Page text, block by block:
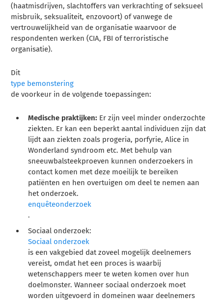
(haatmisdrijven, slachtoffers van verkrachting of seksueel
misbruik, seksualiteit, enzovoort) of vanwege de
vertrouwelijkheid van de organisatie waarvoor de
respondenten werken (CIA, FBI of terroristische
organisatie).
Dit
type bemonstering
de voorkeur in de volgende toepassingen:
Medische praktijken: Er zijn veel minder onderzochte
ziekten. Er kan een beperkt aantal individuen zijn dat
lijdt aan ziekten zoals progeria, porfyrie, Alice in
Wonderland syndroom etc. Met behulp van
sneeuwbalsteekproeven kunnen onderzoekers in
contact komen met deze moeilijk te bereiken
patiënten en hen overtuigen om deel te nemen aan
het onderzoek.
enquêteonderzoek
.
Sociaal onderzoek:
Sociaal onderzoek
is een vakgebied dat zoveel mogelijk deelnemers
vereist, omdat het een proces is waarbij
wetenschappers meer te weten komen over hun
doelmonster. Wanneer sociaal onderzoek moet
worden uitgevoerd in domeinen waar deelnemers